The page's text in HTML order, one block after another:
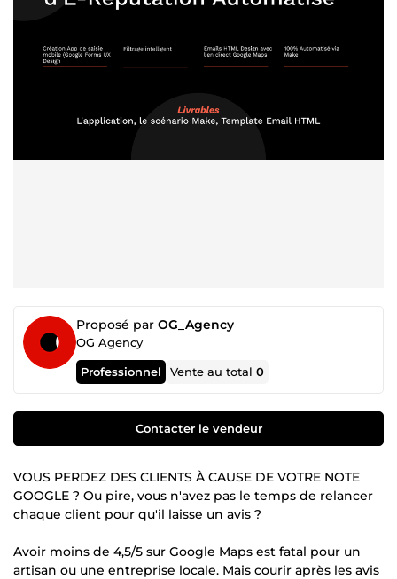
Proposé par OG_Agency
OG Agency
Professionnel Vente au total0
Contacter le vendeur
VOUS PERDEZ DES CLIENTS À CAUSE DE VOTRE NOTE
GOOGLE ? Ou pire, vous n'avez pas le temps de relancer
chaque client pour qu'il laisse un avis ?
Avoir moins de 4,5/5 sur Google Maps est fatal pour un
artisan ou une entreprise locale. Mais courir après les avis